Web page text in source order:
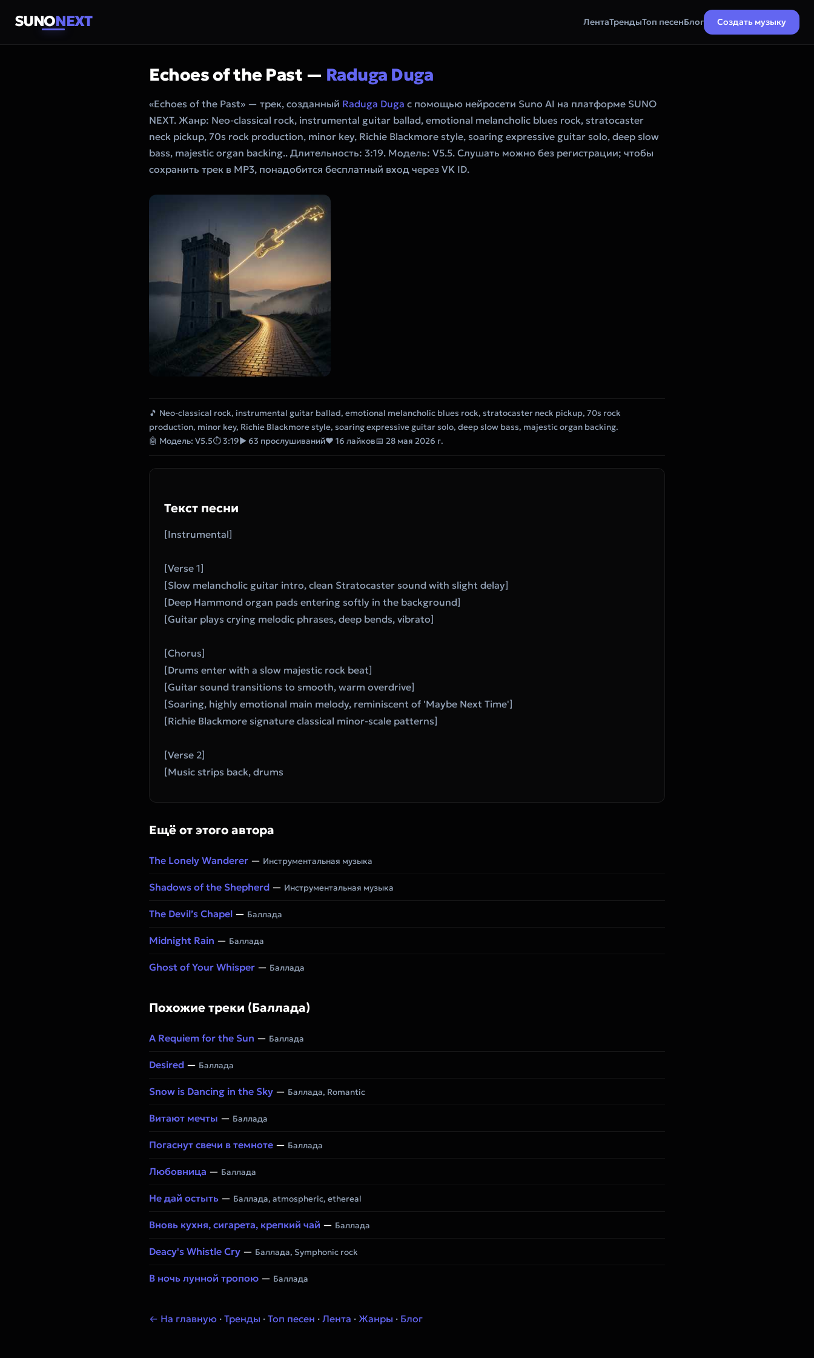
SUNONEXT ЛентаТрендыТоп песенБлог Создать музыку
Echoes of the Past — Raduga Duga
«Echoes of the Past» — трек, созданный Raduga Duga с помощью нейросети Suno AI на платформе SUNO
NEXT. Жанр: Neo-classical rock, instrumental guitar ballad, emotional melancholic blues rock, stratocaster
neck pickup, 70s rock production, minor key, Richie Blackmore style, soaring expressive guitar solo, deep slow
bass, majestic organ backing.. Длительность: 3:19. Модель: V5.5. Слушать можно без регистрации; чтобы
сохранить трек в MP3, понадобится бесплатный вход через VK ID.
🎵 Neo-classical rock, instrumental guitar ballad, emotional melancholic blues rock, stratocaster neck pickup, 70s rock
production, minor key, Richie Blackmore style, soaring expressive guitar solo, deep slow bass, majestic organ backing.
🤖 Модель: V5.5⏱ 3:19▶ 63 прослушиваний❤ 16 лайков📅 28 мая 2026 г.
Текст песни
[Instrumental]
[Verse 1]
[Slow melancholic guitar intro, clean Stratocaster sound with slight delay]
[Deep Hammond organ pads entering softly in the background]
[Guitar plays crying melodic phrases, deep bends, vibrato]
[Chorus]
[Drums enter with a slow majestic rock beat]
[Guitar sound transitions to smooth, warm overdrive]
[Soaring, highly emotional main melody, reminiscent of 'Maybe Next Time']
[Richie Blackmore signature classical minor-scale patterns]
[Verse 2]
[Music strips back, drums
Ещё от этого автора
The Lonely Wanderer — Инструментальная музыка
Shadows of the Shepherd — Инструментальная музыка
The Devil’s Chapel — Баллада
Midnight Rain — Баллада
Ghost of Your Whisper — Баллада
Похожие треки (Баллада)
A Requiem for the Sun — Баллада
Desired — Баллада
Snow is Dancing in the Sky — Баллада, Romantic
Витают мечты — Баллада
Погаснут свечи в темноте — Баллада
Любовница — Баллада
Не дай остыть — Баллада, atmospheric, ethereal
Вновь кухня, сигарета, крепкий чай — Баллада
Deacy's Whistle Cry — Баллада, Symphonic rock
В ночь лунной тропою — Баллада
← На главную · Тренды · Топ песен · Лента · Жанры · Блог